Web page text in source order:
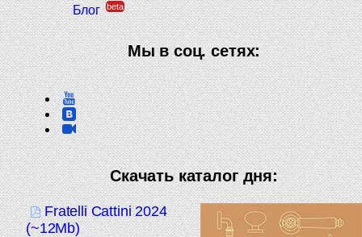
Блог beta
Мы в соц. сетях:
Скачать каталог дня:
Fratelli Cattini 2024
(~12Mb)